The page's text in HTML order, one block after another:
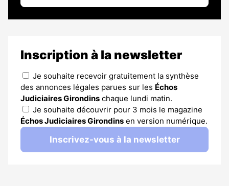
Inscription à la newsletter
Je souhaite recevoir gratuitement la synthèse
des annonces légales parues sur les Échos
Judiciaires Girondins chaque lundi matin.
Je souhaite découvrir pour 3 mois le magazine
Échos Judiciaires Girondins en version numérique.
Inscrivez-vous à la newsletter